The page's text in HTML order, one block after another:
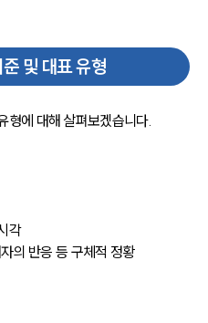
및 대표 유형
형에 대해 살펴보겠습니다.
각
의 반응 등 구체적 정황